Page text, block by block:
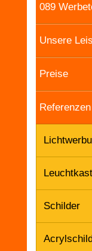
089
Unsere
Preise
Schilder